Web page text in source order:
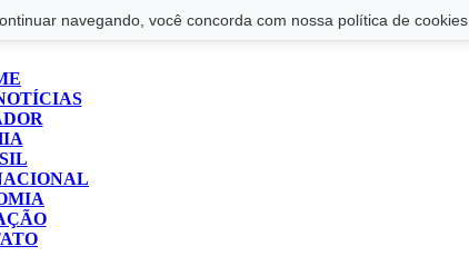
navegando, você concorda com nossa política de cookies.